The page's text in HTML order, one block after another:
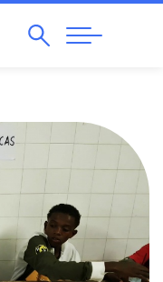
Pesquisar
Abrir
Navegação